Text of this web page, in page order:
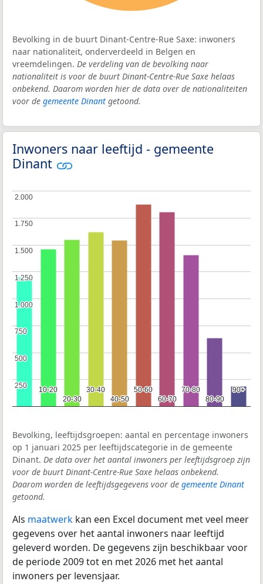
Bevolking in de buurt Dinant-Centre-Rue Saxe: inwoners
naar nationaliteit, onderverdeeld in Belgen en
vreemdelingen. De verdeling van de bevolking naar
nationaliteit is voor de buurt Dinant-Centre-Rue Saxe helaas
onbekend. Daarom worden hier de data over de nationaliteiten
voor de gemeente Dinant getoond.
Inwoners naar leeftijd - gemeente
Dinant
10-20
10-20
20-30
20-30
30-40
30-40
40-50
40-50
50-60
50-60
60-70
60-70
70-80
70-80
80-90
80-90
90+
90+
250
250
500
500
750
750
1.000
1.000
1.250
1.250
1.500
1.500
1.750
1.750
2.000
2.000
Bevolking, leeftijdsgroepen: aantal en percentage inwoners
op 1 januari 2025 per leeftijdscategorie in de gemeente
Dinant. De data over het aantal inwoners per leeftijdsgroep zijn
voor de buurt Dinant-Centre-Rue Saxe helaas onbekend.
Daarom worden de leeftijdsgegevens voor de gemeente Dinant
getoond.
Als maatwerk kan een Excel document met veel meer
gegevens over het aantal inwoners naar leeftijd
geleverd worden. De gegevens zijn beschikbaar voor
de periode 2009 tot en met 2026 met het aantal
inwoners per levensjaar.